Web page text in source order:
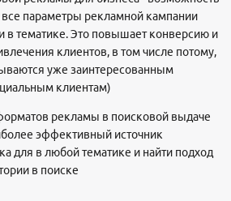
все параметры рекламной кампании
в тематике. Это повышает конверсию и
клиентов, в том числе потому,
уже заинтересованным
клиентам)
рекламы в поисковой выдаче
эффективный источник
для в любой тематике и найти подход
в поиске